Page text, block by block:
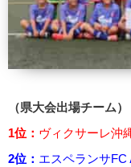
（県大会出場チーム）
1位： ヴィクサーレ沖
2位： エスペランサFC